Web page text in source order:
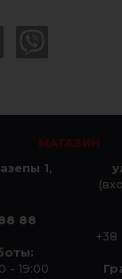
МАГАЗИН
1,
88
- 19:00
+38